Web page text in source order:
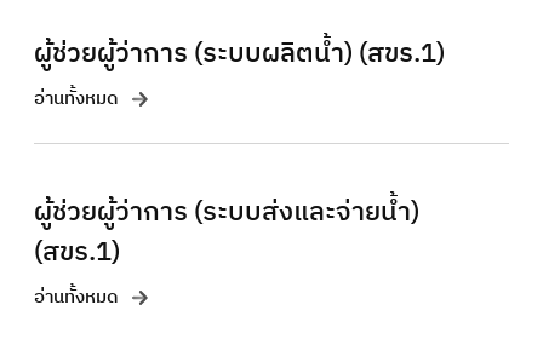
ผู้ช่วยผู้ว่าการ (ระบบผลิตน้ำ) (สขร.1)
อ่านทั้งหมด
ผู้ช่วยผู้ว่าการ (ระบบส่งและจ่ายน้ำ)
(สขร.1)
อ่านทั้งหมด